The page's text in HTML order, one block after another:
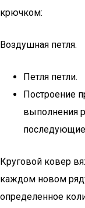
крючком:
Воздушная петля.
Петля петли.
Построение
выполнения
Круговой ковер
каждом новом
определенное